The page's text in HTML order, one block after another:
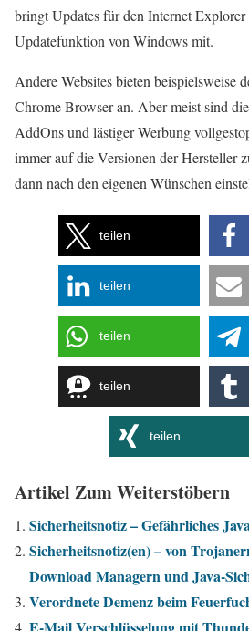
bringt Updates für den Internet
Updatefunktion von Windows mit.
Andere Websites bieten beispielsweise
Chrome Browser an. Aber meist sind
AddOns und lästiger Werbung
immer auf die Versionen der Hersteller
dann nach den eigenen Wünschen
teilen
teilen
teilen
teilen
teilen
Artikel Zum Weiterstöbern
Sicherheitsnotiz – Gefährliches
Sicherheitsnotiz(en) – von
Download Managern und Java-
Verordnete Demenz beim
E-Mail Verschlüsselung mit